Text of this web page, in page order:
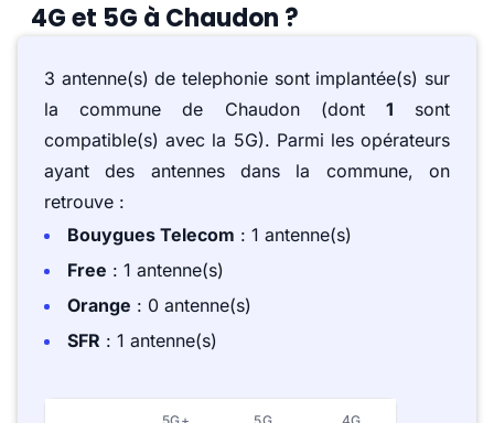
4G et 5G à Chaudon ?
3 antenne(s) de telephonie sont implantée(s) sur
la commune de Chaudon (dont 1 sont
compatible(s) avec la 5G). Parmi les opérateurs
ayant des antennes dans la commune, on
retrouve :
Bouygues Telecom : 1 antenne(s)
Free : 1 antenne(s)
Orange : 0 antenne(s)
SFR : 1 antenne(s)